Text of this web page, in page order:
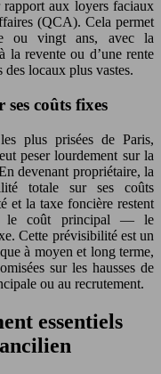
rapport aux loyers faciaux
(QCA). Cela permet
ou vingt ans, avec la
la revente ou d’une rente
locaux plus vastes.
coûts fixes
plus prisées de Paris,
peser lourdement sur la
devenant propriétaire, la
totale sur ses coûts
et la taxe foncière restent
le coût principal — le
Cette prévisibilité est un
à moyen et long terme,
sur les hausses de
ou au recrutement.
essentiels